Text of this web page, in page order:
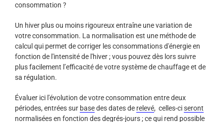
consommation ?
Un hiver plus ou moins rigoureux entraîne une variation de
votre consommation. La normalisation est une méthode de
calcul qui permet de corriger les consommations d'énergie en
fonction de l'intensité de l'hiver ; vous pouvez dès lors suivre
plus facilement l’efficacité de votre système de chauffage et de
sa régulation.
Évaluer ici l'évolution de votre consommation entre deux
périodes, entrées sur basedes dates de relevé, celles-ciseront
normalisées en fonction des degrés-jours ; ce qui rend possible